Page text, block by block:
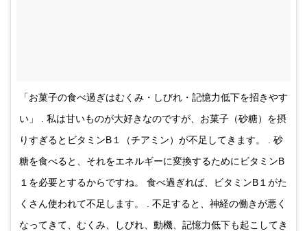
「お菓子の食べ過ぎはむくみ・しびれ・記憶力低下を招きやす
い」 . 私は甘いものが大好きなのですが、お菓子（砂糖）を摂
りすぎるとビタミンB１（チアミン）が不足してきます。 . 砂
糖を食べると、それをエネルギーに変換するためにビタミンB
１を必要とするからですね。 食べ過ぎれば、ビタミンB１がた
くさん使われて不足します。 . 不足すると、神経の働きが悪く
なってきて、むくみ、しびれ、動機、記憶力低下も起こしてき